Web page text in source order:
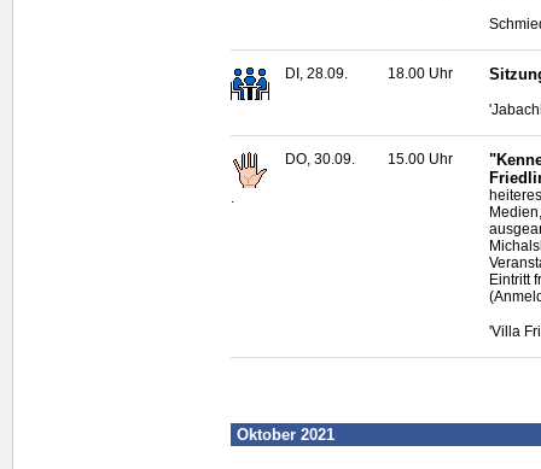
DI, 28.09. 18.00 Uhr
.
DO, 30.09. 15.00 Uhr
Eintritt
'Villa
Oktober 2021